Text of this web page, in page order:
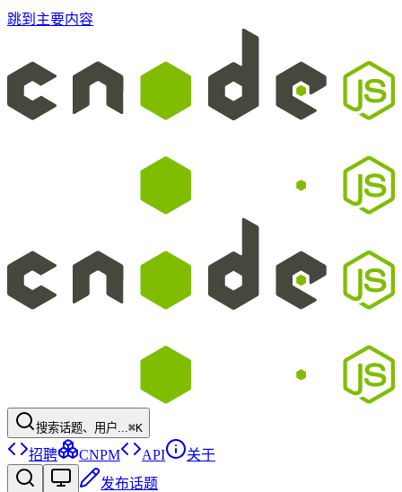
跳到主要内容
搜索话题、用户...⌘K
招聘 CNPM API
关于
发布话题